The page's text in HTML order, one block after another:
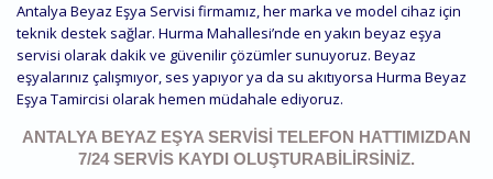
Antalya Beyaz Eşya Servisi firmamız, her marka ve model cihaz için
teknik destek sağlar. Hurma Mahallesi’nde en yakın beyaz eşya
servisi olarak dakik ve güvenilir çözümler sunuyoruz. Beyaz
eşyalarınız çalışmıyor, ses yapıyor ya da su akıtıyorsa Hurma Beyaz
Eşya Tamircisi olarak hemen müdahale ediyoruz.
ANTALYA BEYAZ EŞYA SERVISI TELEFON HATTIMIZDAN
7/24 SERVIS KAYDI OLUŞTURABILIRSINIZ.